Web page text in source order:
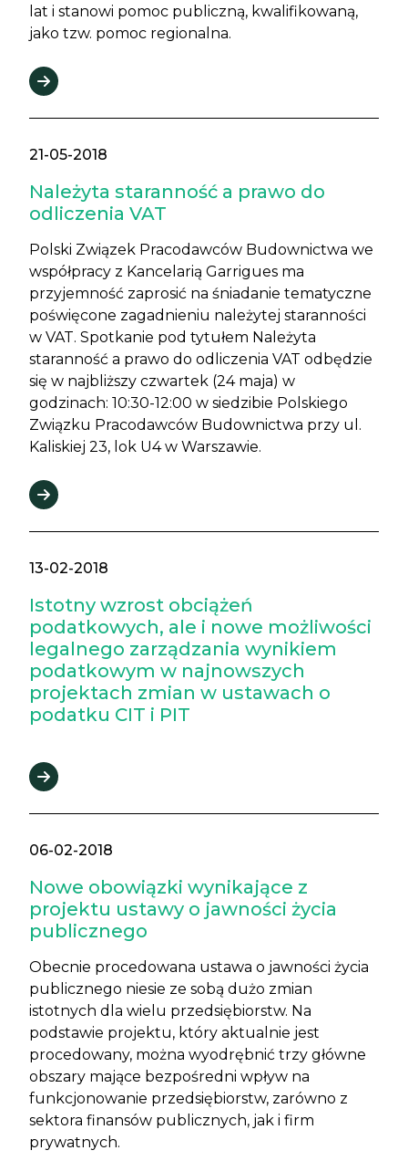
lat i stanowi pomoc publiczną, kwalifikowaną,
jako tzw. pomoc regionalna.
21-05-2018
Należyta staranność a prawo do
odliczenia VAT
Polski Związek Pracodawców Budownictwa we
współpracy z Kancelarią Garrigues ma
przyjemność zaprosić na śniadanie tematyczne
poświęcone zagadnieniu należytej staranności
w VAT. Spotkanie pod tytułem Należyta
staranność a prawo do odliczenia VAT odbędzie
się w najbliższy czwartek (24 maja) w
godzinach: 10:30-12:00 w siedzibie Polskiego
Związku Pracodawców Budownictwa przy ul.
Kaliskiej 23, lok U4 w Warszawie.
13-02-2018
Istotny wzrost obciążeń
podatkowych, ale i nowe możliwości
legalnego zarządzania wynikiem
podatkowym w najnowszych
projektach zmian w ustawach o
podatku CIT i PIT
06-02-2018
Nowe obowiązki wynikające z
projektu ustawy o jawności życia
publicznego
Obecnie procedowana ustawa o jawności życia
publicznego niesie ze sobą dużo zmian
istotnych dla wielu przedsiębiorstw. Na
podstawie projektu, który aktualnie jest
procedowany, można wyodrębnić trzy główne
obszary mające bezpośredni wpływ na
funkcjonowanie przedsiębiorstw, zarówno z
sektora finansów publicznych, jak i firm
prywatnych.